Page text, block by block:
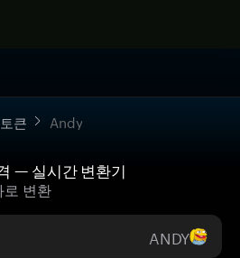
큰 Andy
— 실시간 변환기
로 변환
ANDY